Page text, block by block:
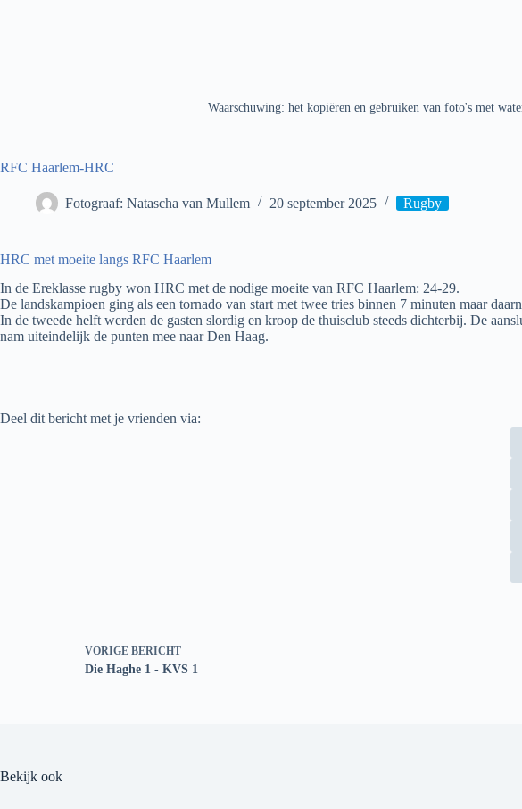
Waarschuwing: het kopiëren en gebruiken van foto's met
RFC Haarlem-HRC
Fotograaf: Natascha van Mullem 20 september 2025 Rugby
HRC met moeite langs RFC Haarlem
In de Ereklasse rugby won HRC met de nodige moeite van RFC Haarlem: 24-29.
De landskampioen ging als een tornado van start met twee tries binnen 7 minuten maar
In de tweede helft werden de gasten slordig en kroop de thuisclub steeds dichterbij. De
nam uiteindelijk de punten mee naar Den Haag.
Deel dit bericht met je vrienden via:
VORIGE BERICHT
Die Haghe 1 - KVS 1
Bekijk ook